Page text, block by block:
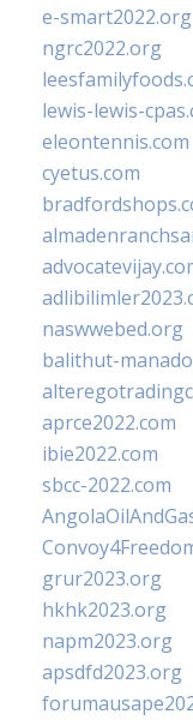
e-smart2022.org
ngrc2022.org
lewis-lewis-
eleontennis.com
cyetus.com
naswwebed.org
balithut-
aprce2022.com
ibie2022.com
sbcc-2022.com
grur2023.org
hkhk2023.org
napm2023.org
apsdfd2023.org